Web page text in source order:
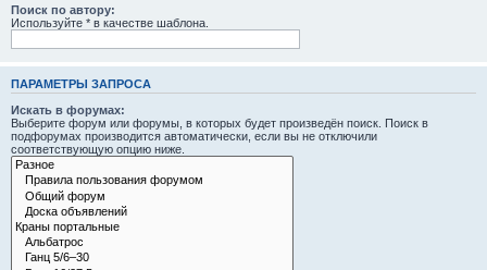
Поиск по автору:
Используйте * в качестве шаблона.
ПАРАМЕТРЫ ЗАПРОСА
Искать в форумах:
Выберите форум или форумы, в которых будет произведён поиск. Поиск в
подфорумах производится автоматически, если вы не отключили
соответствующую опцию ниже.